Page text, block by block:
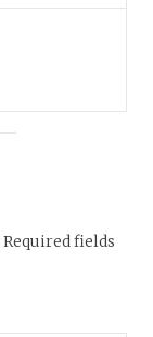
Required fields